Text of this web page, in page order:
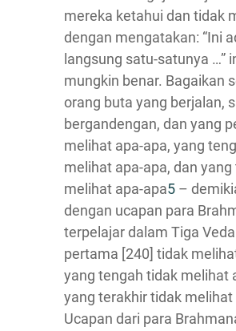
mereka ketahui dan tidak
dengan mengatakan: “Ini
langsung satu-satunya …”
mungkin benar. Bagaikan
orang buta yang berjalan,
bergandengan, dan yang
melihat apa-apa, yang
melihat apa-apa, dan
melihat apa-apa5 –
dengan ucapan para
terpelajar dalam Tiga
pertama [240] tidak
yang tengah tidak melihat
yang terakhir tidak melihat
Ucapan dari para